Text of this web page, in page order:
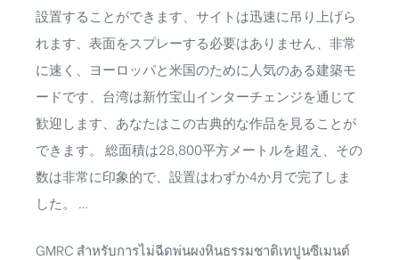
設置することができます、サイトは迅速に吊り上げら
れます、表面をスプレーする必要はありません、非常
に速く、ヨーロッパと米国のために人気のある建築モ
ードです、台湾は新竹宝山インターチェンジを通じて
歓迎します、あなたはこの古典的な作品を見ることが
できます。 総面積は28,800平方メートルを超え、その
数は非常に印象的で、設置はわずか4か月で完了しま
した。 …
GMRC สําหรับการไม่ฉีดพ่นผงหินธรรมชาติเทปูนซีเมนต์